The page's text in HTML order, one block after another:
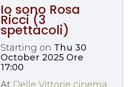
Io sono Rosa
Ricci (3
spettacoli)
Starting on Thu 30
October 2025 Ore
17:00
At Delle Vittorie cinema